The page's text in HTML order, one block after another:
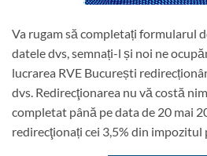
Va rugam să completați formularul
datele dvs, semnați-l și noi ne
lucrarea RVE București
dvs. Redirecţionarea nu vă costă
completat până pe data de 20 mai
redirecţionați cei 3,5% din